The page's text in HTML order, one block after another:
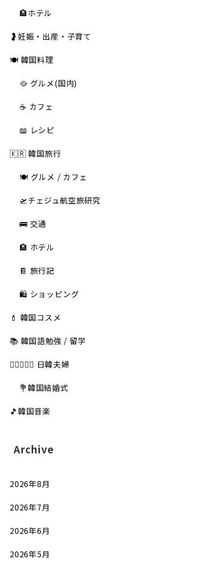
🏨ホテル
🤰妊娠・出産・子育て
🍽 韓国料理
🥘 グルメ(国内)
☕️ カフェ
📖 レシピ
🇰🇷 韓国旅行
🍽 グルメ / カフェ
🛫チェジュ航空旅研究
🚌 交通
🏨 ホテル
📔 旅行記
🛍️ ショッピング
💄 韓国コスメ
📚 韓国語勉強 / 留学
👩🏻‍❤️‍👨🏻 日韓夫婦
💐韓国結婚式
🎵韓国音楽
Archive
2026年8月
2026年7月
2026年6月
2026年5月